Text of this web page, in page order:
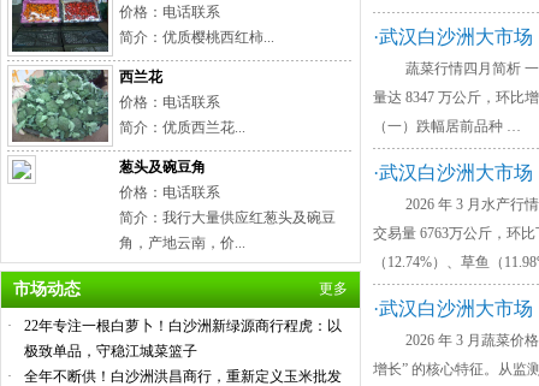
价格：电话联系
简介：优质樱桃西红柿...
西兰花
价格：电话联系
简介：优质西兰花...
葱头及碗豆角
价格：电话联系
简介：我行大量供应红葱头及碗豆
角，产地云南，价...
市场动态 更多
·
22年专注一根白萝卜！白沙洲新绿源商行程虎：以
极致单品，守稳江城菜篮子
·
全年不断供！白沙洲洪昌商行，重新定义玉米批发
·武汉白沙洲大市
蔬菜行情四月简析 一、
量达 8347 万公斤，环比
（一）跌幅居前品种 …
·武汉白沙洲大市
2026 年 3 月水产行情
交易量 6763万公斤，环
（12.74%）、草鱼（
·武汉白沙洲大市
2026 年 3 月蔬菜价格
增长” 的核心特征。从监